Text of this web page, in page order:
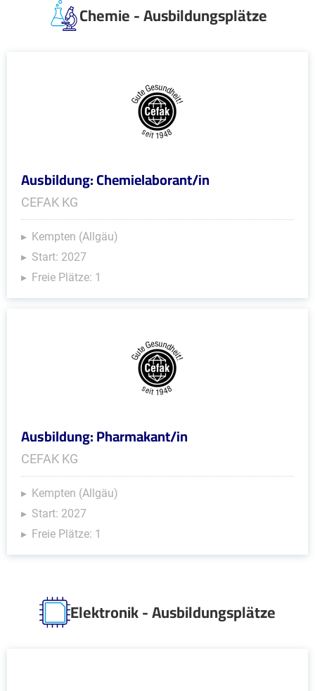
Chemie - Ausbildungsplätze
Ausbildung: Chemielaborant/in
CEFAK KG
Kempten (Allgäu)
Start: 2027
Freie Plätze: 1
Ausbildung: Pharmakant/in
CEFAK KG
Kempten (Allgäu)
Start: 2027
Freie Plätze: 1
Elektronik - Ausbildungsplätze